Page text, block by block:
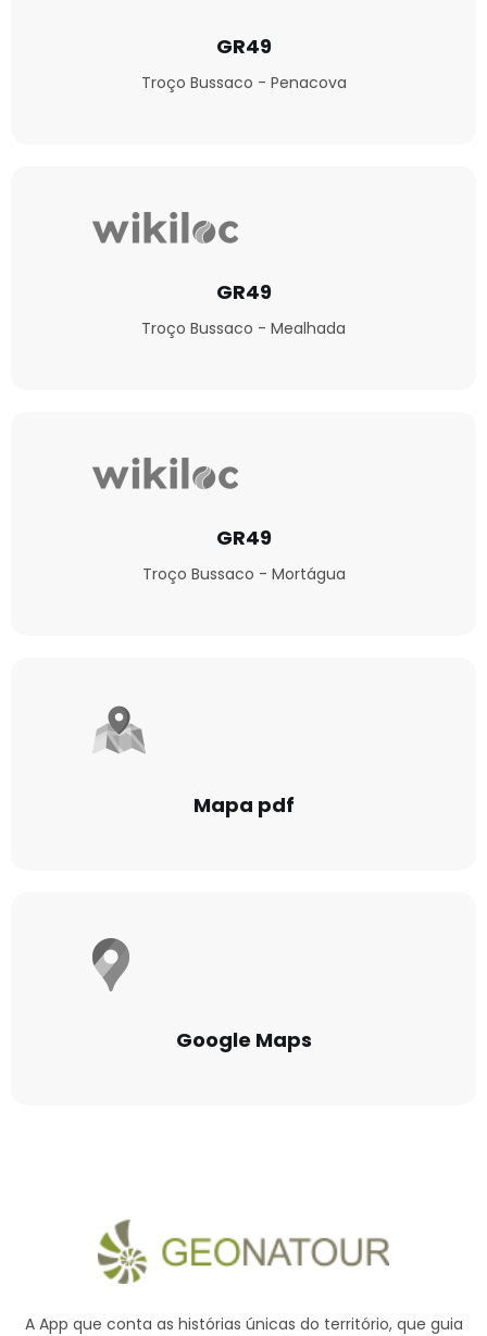
GR49
Troço Bussaco - Penacova
GR49
Troço Bussaco - Mealhada
GR49
Troço Bussaco - Mortágua
Mapa pdf
Google Maps
A App que conta as histórias únicas do território, que guia